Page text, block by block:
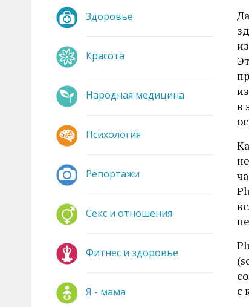
в
с
Здоровье
Красота
Народная медицина
Психология
Репортажи
Секс и отношения
Фитнес и здоровье
Я - мама